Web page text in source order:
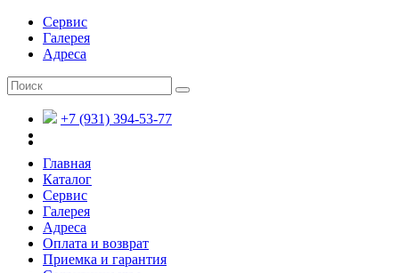
Сервис
Галерея
Адреса
+7 (931) 394-53-77
Главная
Каталог
Сервис
Галерея
Адреса
Оплата и возврат
Приемка и гарантия